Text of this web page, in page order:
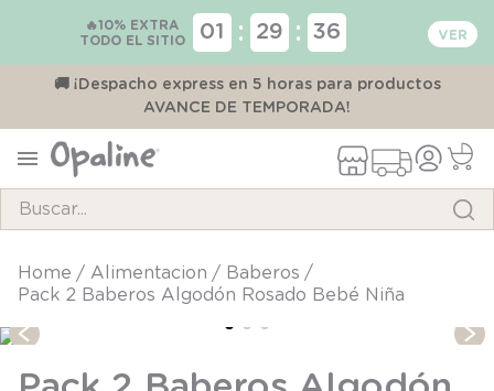
🔥10% EXTRA
TODO EL SITIO
01 : 29 : 36
🚚 ¡Despacho express en 5 horas para productos
AVANCE DE TEMPORADA!
alimentacion
baberos
Pack 2 Baberos Algodón Rosado Bebé Niña
TÉRMINOS MÁS BUSCADOS
3.
zapatillas